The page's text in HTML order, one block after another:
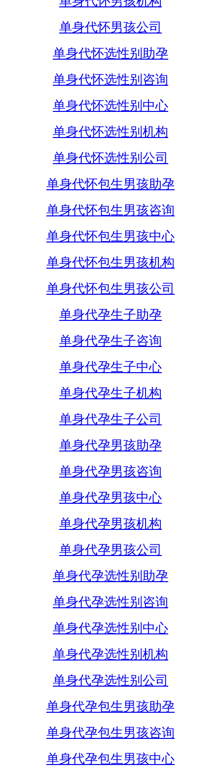
单身代怀男孩公司
单身代怀选性别助孕
单身代怀选性别咨询
单身代怀选性别中心
单身代怀选性别机构
单身代怀选性别公司
单身代怀包生男孩助孕
单身代怀包生男孩咨询
单身代怀包生男孩中心
单身代怀包生男孩机构
单身代怀包生男孩公司
单身代孕生子助孕
单身代孕生子咨询
单身代孕生子中心
单身代孕生子机构
单身代孕生子公司
单身代孕男孩助孕
单身代孕男孩咨询
单身代孕男孩中心
单身代孕男孩机构
单身代孕男孩公司
单身代孕选性别助孕
单身代孕选性别咨询
单身代孕选性别中心
单身代孕选性别机构
单身代孕选性别公司
单身代孕包生男孩助孕
单身代孕包生男孩咨询
单身代孕包生男孩中心